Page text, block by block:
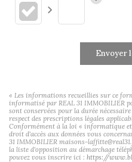
Envoyer
« Les informations recueillies sur ce
informatisé par REAL 31 IMMOBILIER
sont conservées pour la durée
respect des prescriptions légales
Conformément à la loi « informatique
droit d'accès aux données vous
31 IMMOBILIER maisons-
la liste d'opposition au démarchage
pouvez vous inscrire ici : https://